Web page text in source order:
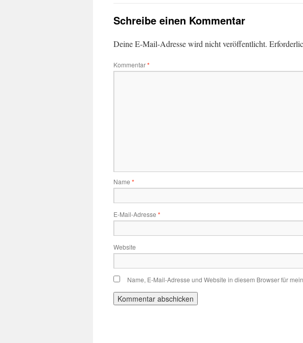
Schreibe einen Kommentar
Deine E-Mail-Adresse wird nicht veröffentlicht.
Kommentar*
Name *
E-Mail-Adresse *
Website
Name, E-Mail-Adresse und Website in diesem Browser für